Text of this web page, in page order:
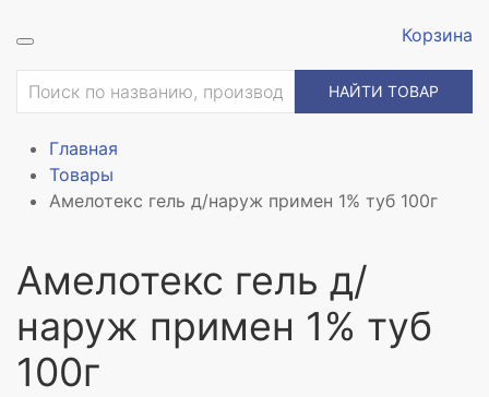
Корзина
НАЙТИ ТОВАР
Главная
Товары
Амелотекс гель д/наруж примен 1% туб 100г
Амелотекс гель д/
наруж примен 1% туб
100г